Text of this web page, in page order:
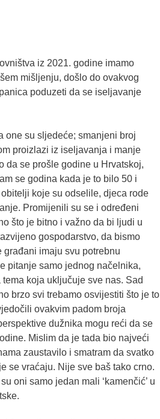
iz 2021. godine imamo
mišljenju, došlo do ovakvog
poduzeti da se iseljavanje
one su sljedeće; smanjeni broj
proizlazi iz iseljavanja i manje
da se prošle godine u Hrvatskoj,
se godina kada je to bilo 50 i
koje su odselile, djeca rode
Promijenili su se i određeni
što je bitno i važno da bi ljudi u
gospodarstvo, da bismo
imaju svu potrebnu
pitanje samo jednog načelnika,
koja uključuje sve nas. Sad
brzo svi trebamo osvijestiti što je to
ovakvim padom broja
dužnika mogu reći da se
Mislim da je tada bio najveći
zaustavilo i smatram da svatko
se vraćaju. Nije sve baš tako crno.
oni samo jedan mali ‘kamenčić’ u